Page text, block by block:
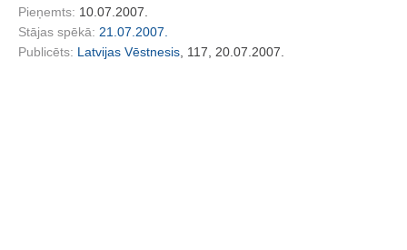
Pieņemts: 10.07.2007.
Stājas spēkā: 21.07.2007.
Publicēts: Latvijas Vēstnesis , 117, 20.07.2007.